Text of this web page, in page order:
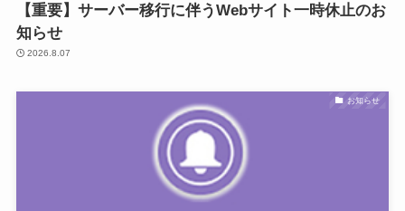
【重要】サーバー移行に伴うWebサイト一時休止のお
知らせ
2026.8.07
お知らせ